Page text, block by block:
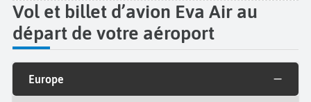
Vol et billet d’avion Eva Air au
départ de votre aéroport
Europe